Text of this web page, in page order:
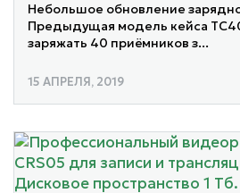
Небольшое обновление
Предыдущая модель кейса
заряжать 40 приёмников з...
15 АПРЕЛЯ, 2019